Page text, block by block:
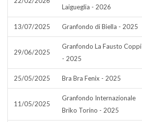
Laigueglia - 2026
13/07/2025 Granfondo di Biella - 2025
29/06/2025
Granfondo La Fausto Coppi
- 2025
25/05/2025 Bra Bra Fenix - 2025
11/05/2025
Granfondo Internazionale
Briko Torino - 2025